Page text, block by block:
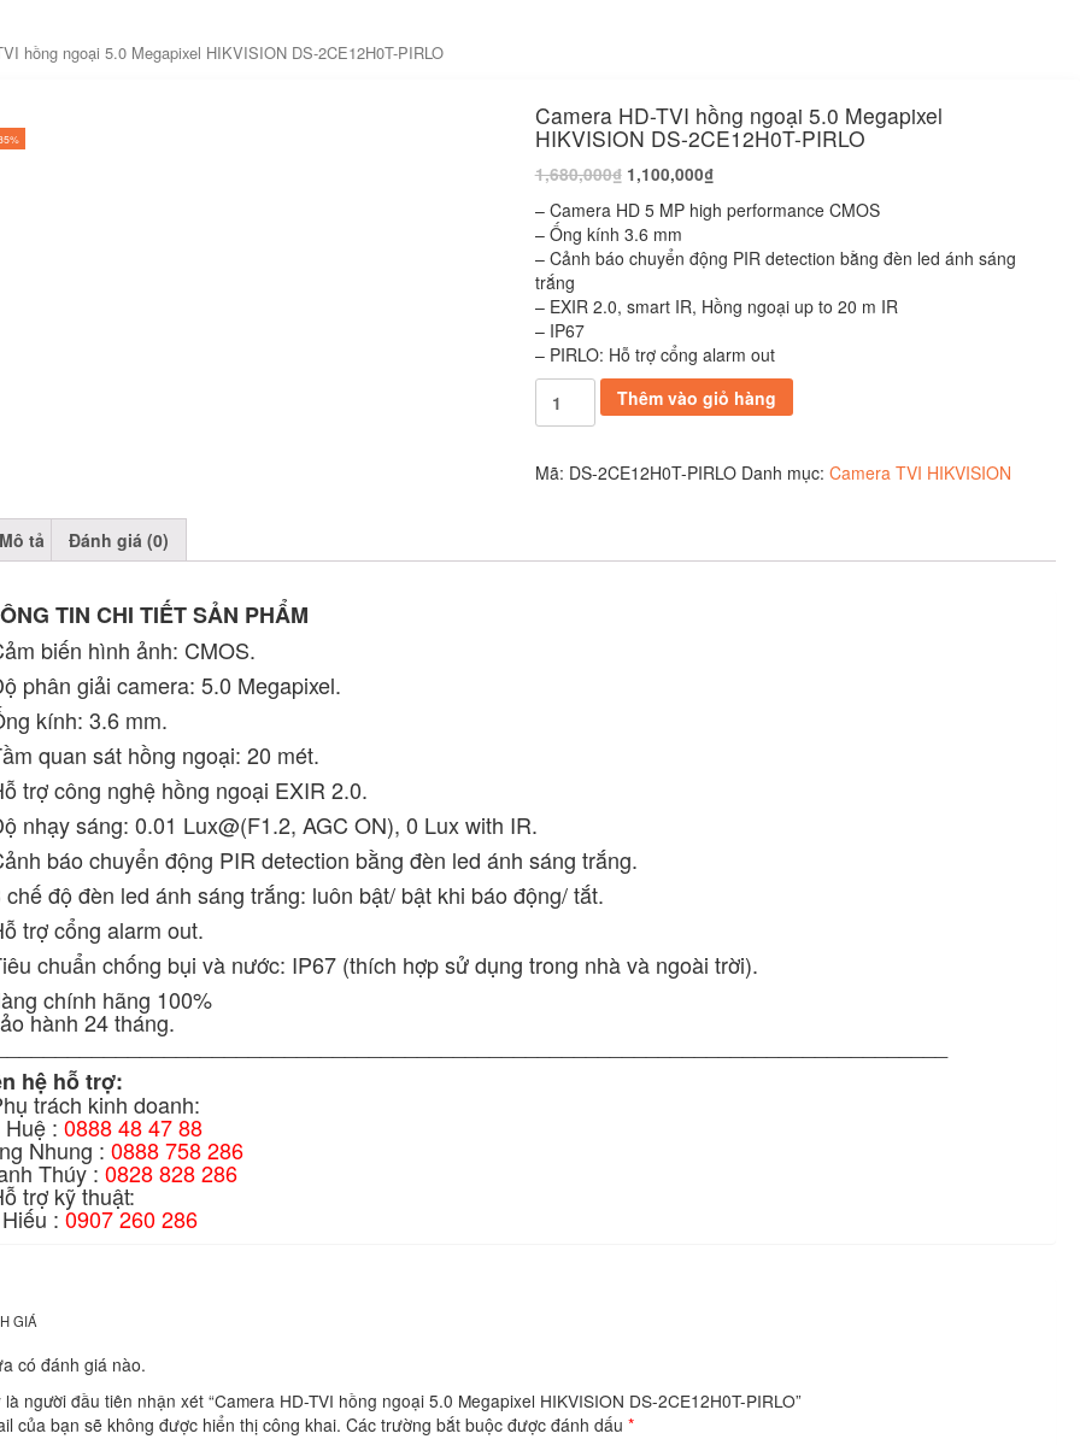
hồng ngoại 5.0 Megapixel HIKVISION DS-2CE12H0T-PIRLO
Camera HD-TVI hồng ngoại 5.0 Megapixel
HIKVISION DS-2CE12H0T-PIRLO
1,680,000₫ 1,100,000₫
– Camera HD 5 MP high performance CMOS
– Ống kính 3.6 mm
– Cảnh báo chuyển động PIR detection bằng đèn led ánh sáng
trắng
– EXIR 2.0, smart IR, Hồng ngoại up to 20 m IR
– IP67
– PIRLO: Hỗ trợ cổng alarm out
Camera
HD-
hồng
ngoại
HIKVISION
Thêm vào giỏ hàng
Mã: DS-2CE12H0T-PIRLO Danh mục: Camera TVI HIKVISION
Mô tả Đánh giá (0)
TIN CHI TIẾT SẢN PHẨM
biến hình ảnh: CMOS.
phân giải camera: 5.0 Megapixel.
kính: 3.6 mm.
quan sát hồng ngoại: 20 mét.
trợ công nghệ hồng ngoại EXIR 2.0.
nhạy sáng: 0.01 Lux@(F1.2, AGC ON), 0 Lux with IR.
báo chuyển động PIR detection bằng đèn led ánh sáng trắng.
chế độ đèn led ánh sáng trắng: luôn bật/ bật khi báo động/ tắt.
trợ cổng alarm out.
chuẩn chống bụi và nước: IP67 (thích hợp sử dụng trong nhà và ngoài trời).
chính hãng 100%
hành 24 tháng.
hệ hỗ trợ:
trách kinh doanh:
Huệ :0888 48 47 88
Nhung : 0888 758 286
Thúy :0828 828 286
trợ kỹ thuật:
:0907 260 286
GIÁ
có đánh giá nào.
là người đầu tiên nhận xét “Camera HD-TVI hồng ngoại 5.0 Megapixel HIKVISION DS-2CE12H0T-PIRLO”
của bạn sẽ không được hiển thị công khai. Các trường bắt buộc được đánh dấu*